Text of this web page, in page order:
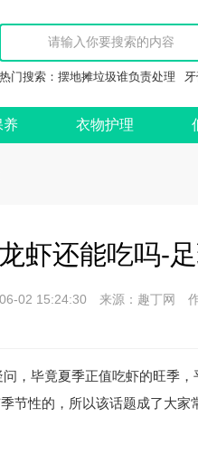
热门搜索： 摆地摊垃圾谁负责处理
养 衣物护理
虾还能吃吗-
02 15:24:30 来源：趣丁网
，毕竟夏季正值吃虾的旺季
节性的，所以该话题成了大